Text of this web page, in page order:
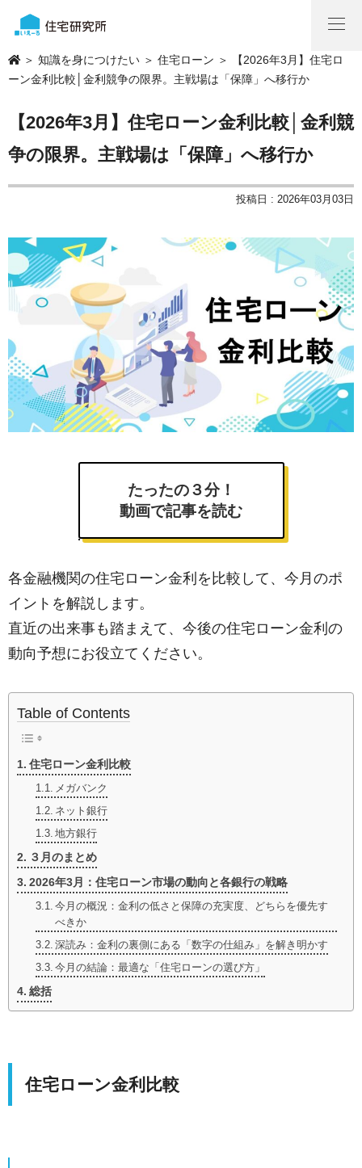
＞ 知識を身につけたい ＞ 住宅ローン ＞ 【2026年3月】住宅ロ
ーン金利比較│金利競争の限界。主戦場は「保障」へ移行か
【2026年3月】住宅ローン金利比較│金利競
争の限界。主戦場は「保障」へ移行か
投稿日 : 2026年03月03日
たったの３分！
動画で記事を読む
各金融機関の住宅ローン金利を比較して、今月のポ
イントを解説します。
直近の出来事も踏まえて、今後の住宅ローン金利の
動向予想にお役立てください。
Table of Contents
住宅ローン金利比較
メガバンク
ネット銀行
地方銀行
３月のまとめ
2026年3月：住宅ローン市場の動向と各銀行の戦略
今月の概況：金利の低さと保障の充実度、どちらを優先す
べきか
深読み：金利の裏側にある「数字の仕組み」を解き明かす
今月の結論：最適な「住宅ローンの選び方」
総括
住宅ローン金利比較